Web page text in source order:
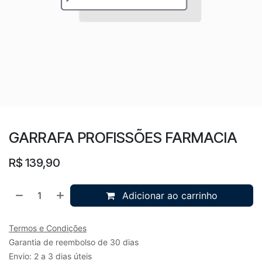
GARRAFA PROFISSÕES FARMACIA
R$ 139,90
Adicionar ao carrinho
Termos e Condições
Garantia de reembolso de 30 dias
Envio: 2 a 3 dias úteis